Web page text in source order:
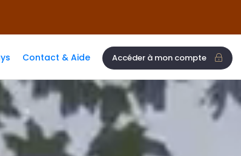
Contact & Aide Accéder à mon compte